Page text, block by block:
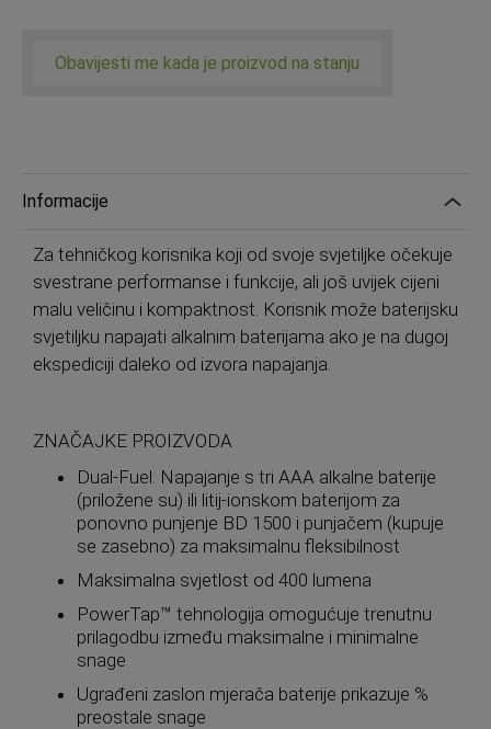
Obavijesti me kada je proizvod na stanju
Informacije
Za tehničkog korisnika koji od svoje svjetiljke očekuje
svestrane performanse i funkcije, ali još uvijek cijeni
malu veličinu i kompaktnost. Korisnik može baterijsku
svjetiljku napajati alkalnim baterijama ako je na dugoj
ekspediciji daleko od izvora napajanja.
ZNAČAJKE PROIZVODA
Dual-Fuel: Napajanje s tri AAA alkalne baterije
(priložene su) ili litij-ionskom baterijom za
ponovno punjenje BD 1500 i punjačem (kupuje
se zasebno) za maksimalnu fleksibilnost
Maksimalna svjetlost od 400 lumena
PowerTap™ tehnologija omogućuje trenutnu
prilagodbu između maksimalne i minimalne
snage
Ugrađeni zaslon mjerača baterije prikazuje %
preostale snage